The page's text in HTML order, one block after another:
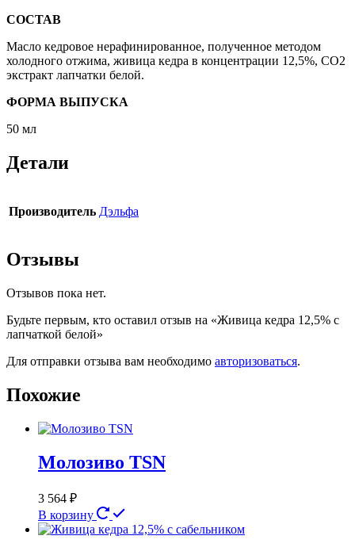
СОСТАВ
Масло кедровое нерафинированное, полученное методом
холодного отжима, живица кедра в концентрации 12,5%, СО2
экстракт лапчатки белой.
ФОРМА ВЫПУСКА
50 мл
Детали
Производитель Дэльфа
Отзывы
Отзывов пока нет.
Будьте первым, кто оставил отзыв на «Живица кедра 12,5% с
лапчаткой белой»
Для отправки отзыва вам необходимо авторизоваться.
Похожие
Молозиво TSN
3 564 ₽
В корзину